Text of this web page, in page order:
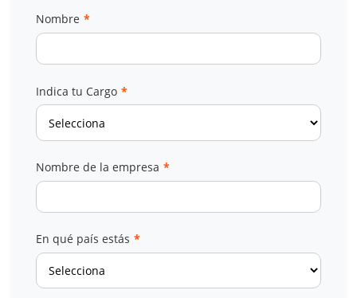
Nombre *
Indica tu Cargo *
Nombre de la empresa *
En qué país estás *